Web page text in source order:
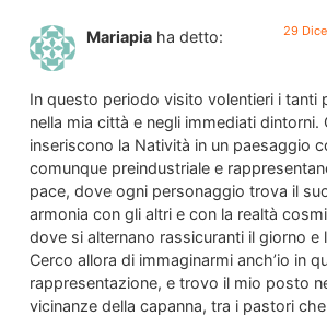
Mariapia ha detto: 29
In questo periodo visito volentieri i tanti
nella mia città e negli immediati dintorni.
inseriscono la Natività in un paesaggio
comunque preindustriale e
pace, dove ogni personaggio trova il
armonia con gli altri e con la realtà
dove si alternano rassicuranti il giorno e
Cerco allora di immaginarmi anch’io in
rappresentazione, e trovo il mio posto
vicinanze della capanna, tra i pastori